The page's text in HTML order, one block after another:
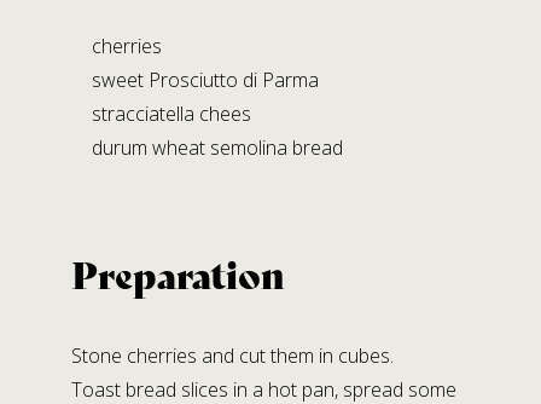
Facilities
Moragnano 43028 Tizzano V.P. (PR)
Strada Massese, 272,
Lagrimone 43028 Tizzano V.P. (PR)
cherries
sweet Prosciutto di Parma
stracciatella chees
durum wheat semolina bread
Preparation
Stone cherries and cut them in cubes.
Toast bread slices in a hot pan, spread some